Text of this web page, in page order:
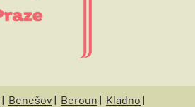
| Benešov | Beroun | Kladno |